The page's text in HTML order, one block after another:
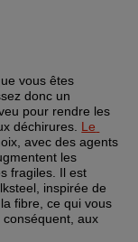
vous êtes
donc un
pour rendre les
déchirures. Le
avec des agents
les
fragiles. Il est
inspirée de
fibre, ce qui vous
aux